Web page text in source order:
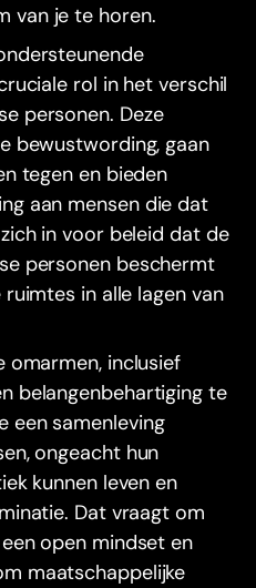
van je te horen.
rol in het verschil
personen. Deze
bewustwording, gaan
tegen en bieden
aan mensen die dat
in voor beleid dat de
personen beschermt
in alle lagen van
inclusief
belangenbehartiging te
een samenleving
ongeacht hun
kunnen leven en
Dat vraagt om
open mindset en
maatschappelijke